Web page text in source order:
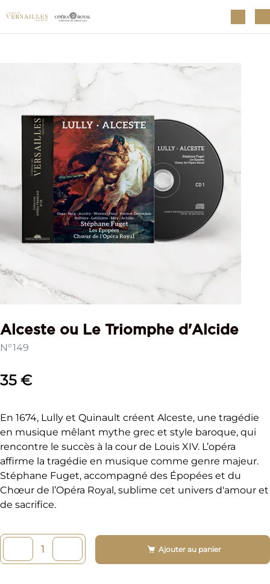
Alceste ou Le Triomphe d'Alcide
N°149
35 €
En 1674, Lully et Quinault créent Alceste, une tragédie
en musique mêlant mythe grec et style baroque, qui
rencontre le succès à la cour de Louis XIV. L’opéra
affirme la tragédie en musique comme genre majeur.
Stéphane Fuget, accompagné des Épopées et du
Chœur de l’Opéra Royal, sublime cet univers d'amour et
de sacrifice.
Ajouter au panier